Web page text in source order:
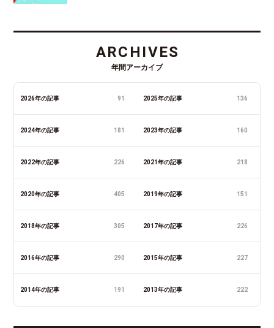
ARCHIVES
年間アーカイブ
2026年の記事 91 2025年の記事 136
2024年の記事 181 2023年の記事 160
2022年の記事 226 2021年の記事 218
2020年の記事 405 2019年の記事 151
2018年の記事 305 2017年の記事 226
2016年の記事 290 2015年の記事 227
2014年の記事 191 2013年の記事 222